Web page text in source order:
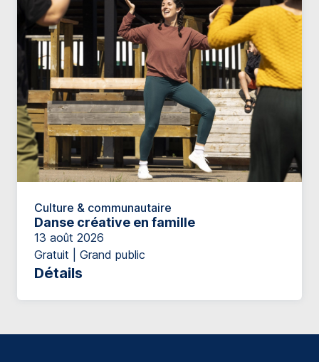
Culture & communautaire
Danse créative en famille
13 août 2026
Gratuit | Grand public
Détails